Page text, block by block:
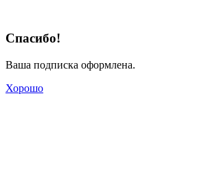
Спасибо!
Ваша подписка оформлена.
Хорошо